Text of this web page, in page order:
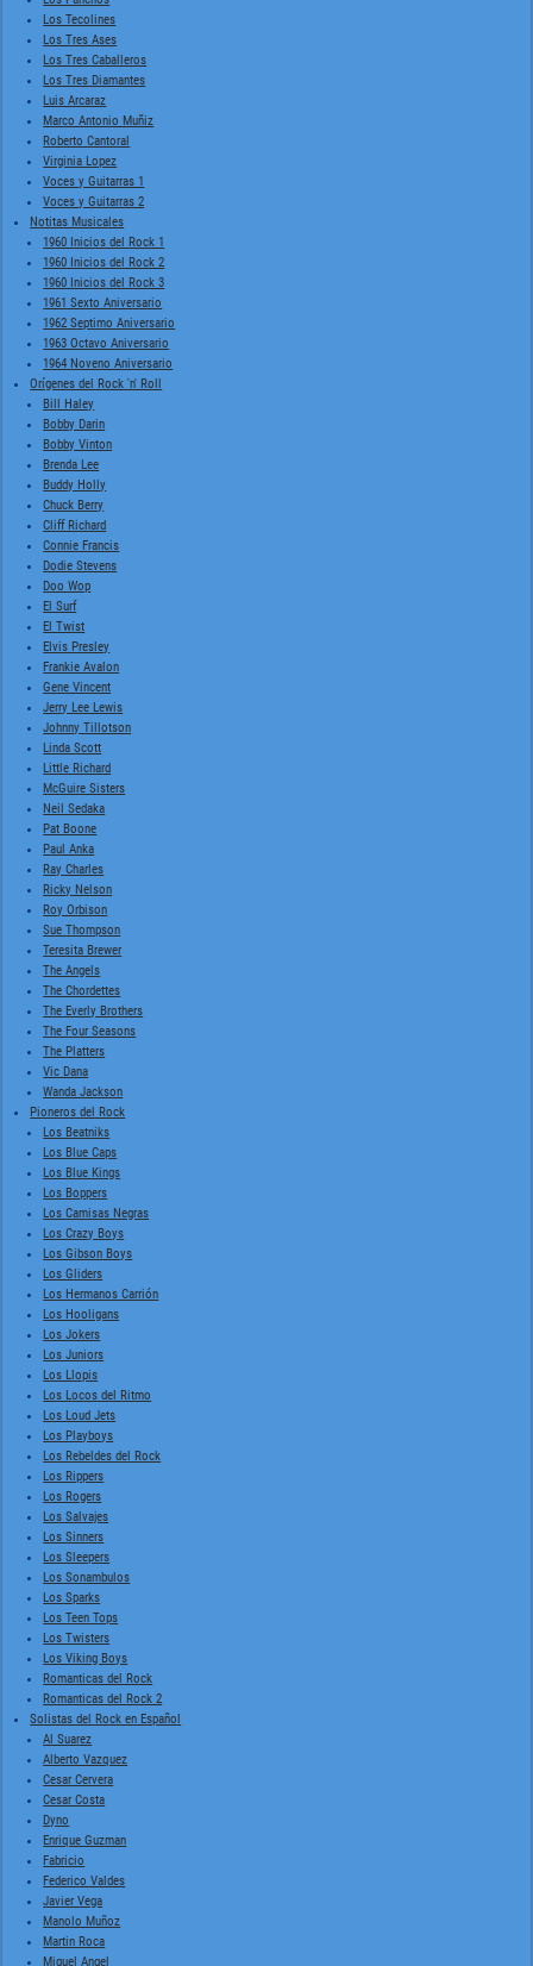
Los Tecolines
Los Tres Ases
Los Tres Caballeros
Los Tres Diamantes
Luis Arcaraz
Marco Antonio Muñiz
Roberto Cantoral
Virginia Lopez
Voces y Guitarras 1
Voces y Guitarras 2
Notitas Musicales
1960 Inicios del Rock 1
1960 Inicios del Rock 2
1960 Inicios del Rock 3
1961 Sexto Aniversario
1962 Septimo Aniversario
1963 Octavo Aniversario
1964 Noveno Aniversario
Orígenes del Rock 'n' Roll
Bill Haley
Bobby Darin
Bobby Vinton
Brenda Lee
Buddy Holly
Chuck Berry
Cliff Richard
Connie Francis
Dodie Stevens
Doo Wop
El Surf
El Twist
Elvis Presley
Frankie Avalon
Gene Vincent
Jerry Lee Lewis
Johnny Tillotson
Linda Scott
Little Richard
McGuire Sisters
Neil Sedaka
Pat Boone
Paul Anka
Ray Charles
Ricky Nelson
Roy Orbison
Sue Thompson
Teresita Brewer
The Angels
The Chordettes
The Everly Brothers
The Four Seasons
The Platters
Vic Dana
Wanda Jackson
Pioneros del Rock
Los Beatniks
Los Blue Caps
Los Blue Kings
Los Boppers
Los Camisas Negras
Los Crazy Boys
Los Gibson Boys
Los Gliders
Los Hermanos Carrión
Los Hooligans
Los Jokers
Los Juniors
Los Llopis
Los Locos del Ritmo
Los Loud Jets
Los Playboys
Los Rebeldes del Rock
Los Rippers
Los Rogers
Los Salvajes
Los Sinners
Los Sleepers
Los Sonambulos
Los Sparks
Los Teen Tops
Los Twisters
Los Viking Boys
Romanticas del Rock
Romanticas del Rock 2
Solistas del Rock en Español
Al Suarez
Alberto Vazquez
Cesar Cervera
Cesar Costa
Dyno
Enrique Guzman
Fabricio
Federico Valdes
Javier Vega
Manolo Muñoz
Martin Roca
Miguel Angel